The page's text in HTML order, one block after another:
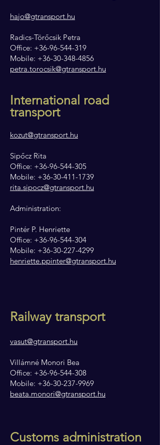
hajo@gtransport.hu
Radics-Törőcsik Petra
Office: +36-96-544-319
Mobile: +36-30-348-4856
petra.torocsik@gtransport.hu
International road
transport
kozut@gtransport.hu
Sipőcz Rita
Office: +36-96-544-305
Mobile: +36-30-411-1739
rita.sipocz@gtransport.hu
Administration:
Pintér P. Henriette
Office: +36-96-544-304
Mobile: +36-30-227-4299
henriette.ppinter@gtransport.hu
Railway transport
vasut@gtransport.hu
Villámné Monori Bea
Office: +36-96-544-308
Mobile: +36-30-237-9969
beata.monori@gtransport.hu
Customs administration